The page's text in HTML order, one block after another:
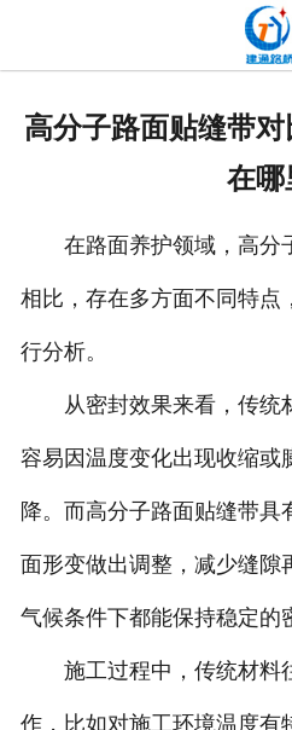
高分子路面贴缝带
在哪
在路面养护领域，高分
相比，存在多方面不同特点
行分析。
从密封效果来看，传统
容易因温度变化出现收缩或
降。而高分子路面贴缝带具
面形变做出调整，减少缝隙
气候条件下都能保持稳定的
施工过程中，传统材料
作，比如对施工环境温度有